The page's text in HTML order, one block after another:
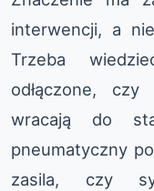
interwencji, a
Trzeba
odłączone,
wracają do
pneumatyczny
zasila, czy